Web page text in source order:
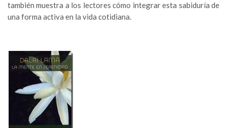
también muestra a los lectores cómo integrar esta sabiduría de
una forma activa en la vida cotidiana.